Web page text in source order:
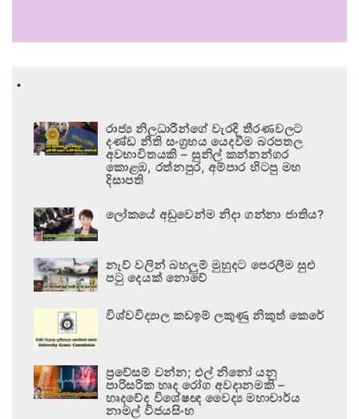
.
රාජ්‍ය නිලධාරීන්ගේ වැරදි තීරණවලට
දණ්ඩ නීති සංග්‍රහය යෙදවීම බරපතල
අවභාවිතයකි – සුනිල් කන්නන්ගර
කොළඹ, රත්නපුර, අම්පාර හිටපු මහ
දිසාපති
ලෝකයේ අඩුවෙන්ම නිදා ගන්නා ජාතිය?
නැව් වලින් බහලුම් මුහුදට පෙරලීම සුළු
පටු දෙයක් නොවේ
විශ්වවිද්‍යාල කඩඉම් ලකුණු නිකුත් කෙරේ
ප්‍රවේසම් වන්න; එල් නිනෝ යනු
පාරිසරික හෘද රෝග අවදානමකි –
හෘදවේද විශේෂඥ වෛද්‍ය මහාචාර්ය
නාමල් විජයසිංහ